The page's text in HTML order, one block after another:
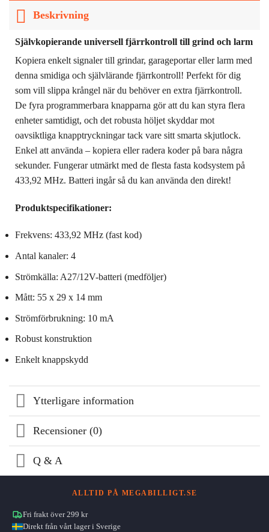
Beskrivning
Självkopierande universell fjärrkontroll till grind och larm
Kopiera enkelt signaler till grindar, garageportar eller larm med
denna smidiga och självlärande fjärrkontroll! Perfekt för dig
som vill slippa krångel när du behöver en extra fjärrkontroll.
De fyra programmerbara knapparna gör att du kan styra flera
enheter samtidigt, och det robusta höljet skyddar mot
oavsiktliga knapptryckningar tack vare sitt smarta skjutlock.
Enkel att använda – kopiera eller radera koder på bara några
sekunder. Fungerar utmärkt med de flesta fasta kodsystem på
433,92 MHz. Batteri ingår så du kan använda den direkt!
Produktspecifikationer:
Frekvens: 433,92 MHz (fast kod)
Antal kanaler: 4
Strömkälla: A27/12V-batteri (medföljer)
Mått: 55 x 29 x 14 mm
Strömförbrukning: 10 mA
Robust konstruktion
Enkelt knappskydd
Ytterligare information
Recensioner (0)
Q & A
ALLTID PÅ MEGABILLIGT.SE
Fri frakt över 299 kr
Direkt från vårt lager i Sverige